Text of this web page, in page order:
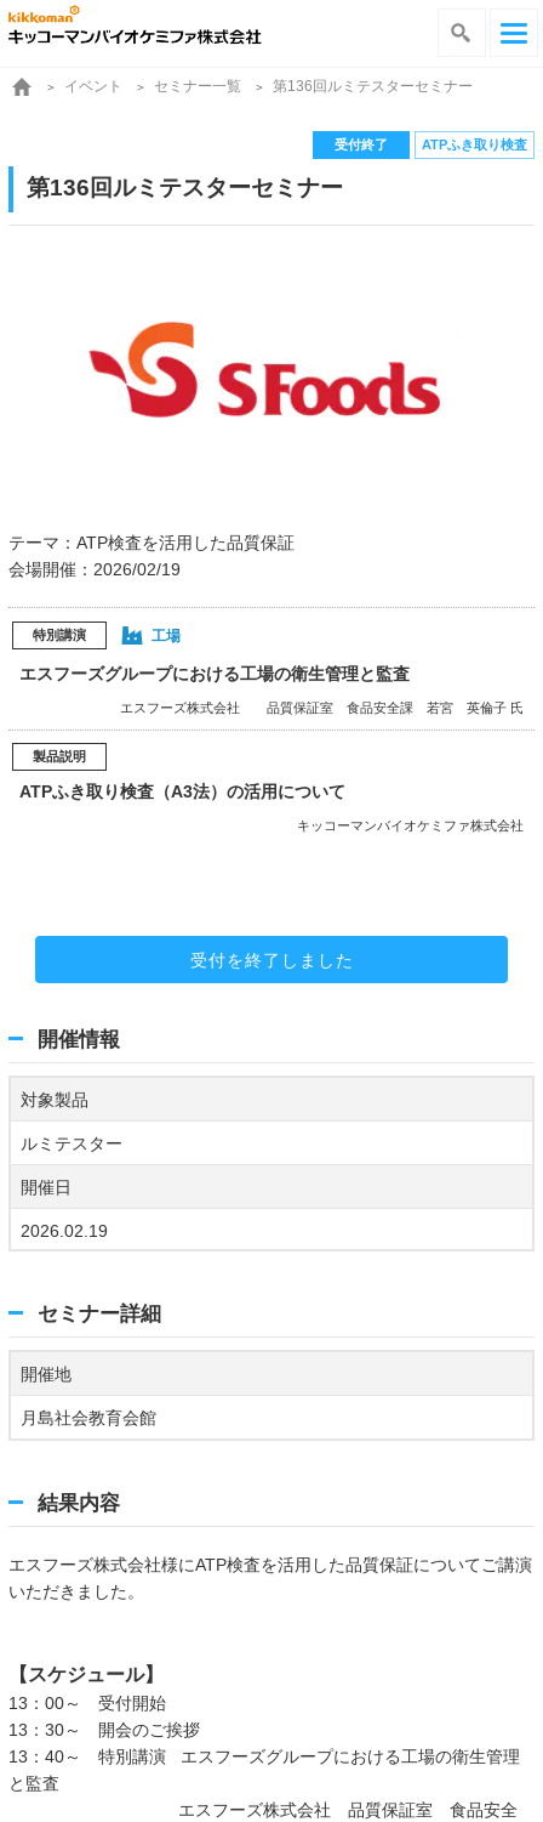
イベント セミナー一覧 第136回ルミテスターセミナー
第136回ルミテスターセミナー
受付終了 ATPふき取り検査
テーマ：ATP検査を活用した品質保証
会場開催：2026/02/19
特別講演 工場
エスフーズグループにおける工場の衛生管理と監査
エスフーズ株式会社 品質保証室 食品安全課 若宮 英倫子 氏
製品説明
ATPふき取り検査（A3法）の活用について
キッコーマンバイオケミファ株式会社
受付を終了しました
開催情報
対象製品
ルミテスター
開催日
2026.02.19
セミナー詳細
開催地
月島社会教育会館
結果内容
エスフーズ株式会社様にATP検査を活用した品質保証についてご講演
いただきました。
【スケジュール】
13：00～ 受付開始
13：30～ 開会のご挨拶
13：40～ 特別講演 エスフーズグループにおける工場の衛生管理
と監査
エスフーズ株式会社 品質保証室 食品安全